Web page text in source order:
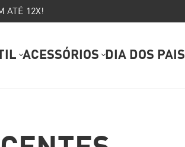
ATÉ 12X!
ACESSÓRIOS DIA DOS PAIS